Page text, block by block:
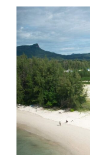
Nopharat
Thara
Beach
–
Versteckter
Aussichtspunkt
in
Ao